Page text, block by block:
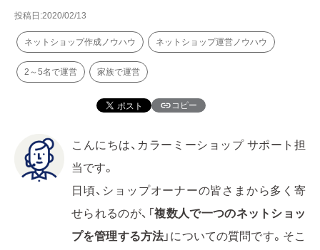
投稿日:2020/02/13
ネットショップ作成ノウハウ ネットショップ運営ノウハウ
2～5名で運営 家族で運営
コピー
こんにちは、カラーミーショップ サポート担
当です。
日頃、ショップオーナーの皆さまから多く寄
せられるのが、「複数人で一つのネットショッ
プを管理する方法」についての質問です。そこ